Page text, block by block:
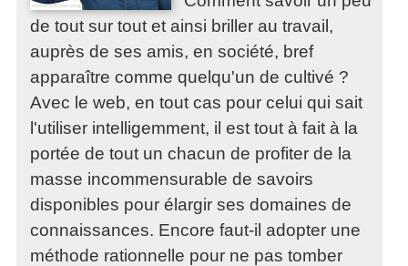
de tout sur tout et ainsi briller au travail,
auprès de ses amis, en société, bref
apparaître comme quelqu'un de cultivé ?
Avec le web, en tout cas pour celui qui sait
l'utiliser intelligemment, il est tout à fait à la
portée de tout un chacun de profiter de la
masse incommensurable de savoirs
disponibles pour élargir ses domaines de
connaissances. Encore faut-il adopter une
méthode rationnelle pour ne pas tomber